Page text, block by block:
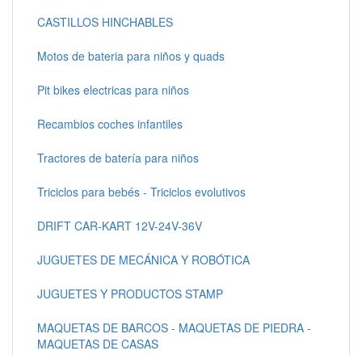
CASTILLOS HINCHABLES
Motos de bateria para niños y quads
Pit bikes electricas para niños
Recambios coches infantiles
Tractores de batería para niños
Triciclos para bebés - Triciclos evolutivos
DRIFT CAR-KART 12V-24V-36V
JUGUETES DE MECÁNICA Y ROBÓTICA
JUGUETES Y PRODUCTOS STAMP
MAQUETAS DE BARCOS - MAQUETAS DE PIEDRA -
MAQUETAS DE CASAS